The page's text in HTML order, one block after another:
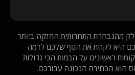
מהנבחרת התחרותית החזקה ביותר
היא לקחת את הגוף שלכם לרמה
ראשונים על הבמות הכי גדולות
הוא הבחירה הנכונה עבורכם.